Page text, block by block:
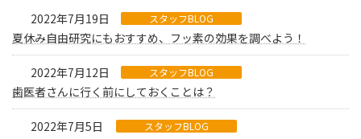
2022年7月19日 スタッフBLOG
夏休み自由研究にもおすすめ、フッ素の効果を調べよう！
2022年7月12日 スタッフBLOG
歯医者さんに行く前にしておくことは？
2022年7月5日 スタッフBLOG